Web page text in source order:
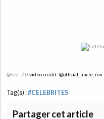
@slot_7.0 video credit: @official_uncle_ron
Tag(s) :#CELEBRITES
Partager cet article